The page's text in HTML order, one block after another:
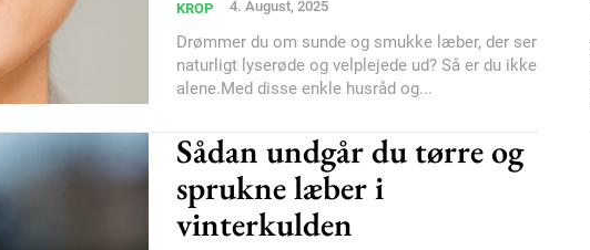
Member full access
100
KROP 4. August, 2025
Drømmer du om sunde og smukke læber, der ser
naturligt lyserøde og velplejede ud? Så er du ikke
alene.Med disse enkle husråd og...
Sådan undgår du tørre og
sprukne læber i
vinterkulden